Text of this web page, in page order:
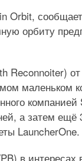
Orbit,
орбиту
Reconnoiter)
маленьком
а затем ещё
LauncherOne.
в интересах